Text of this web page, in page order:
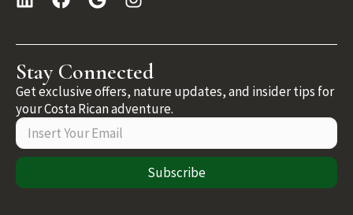
Stay Connected
Get exclusive offers, nature updates, and insider tips for
your Costa Rican adventure.
Subscribe